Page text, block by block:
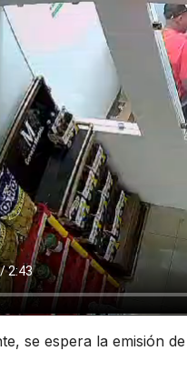
se espera la emisión